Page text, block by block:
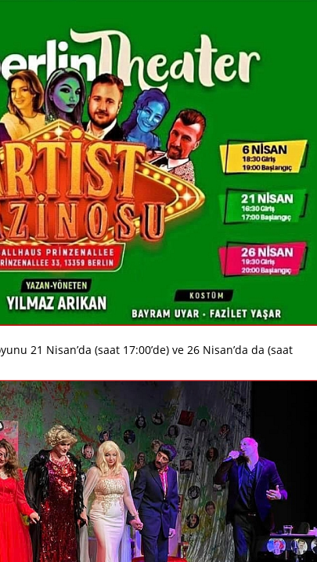
21 Nisan’da (saat 17:00’de) ve 26 Nisan’da da (saat